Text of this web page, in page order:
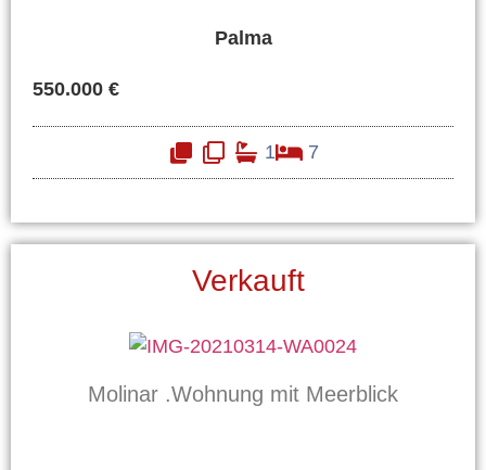
Palma
550.000 €
1 7
Verkauft
Molinar .Wohnung mit Meerblick